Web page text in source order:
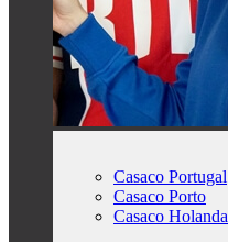
Casaco Portugal
Casaco Porto
Casaco Holanda